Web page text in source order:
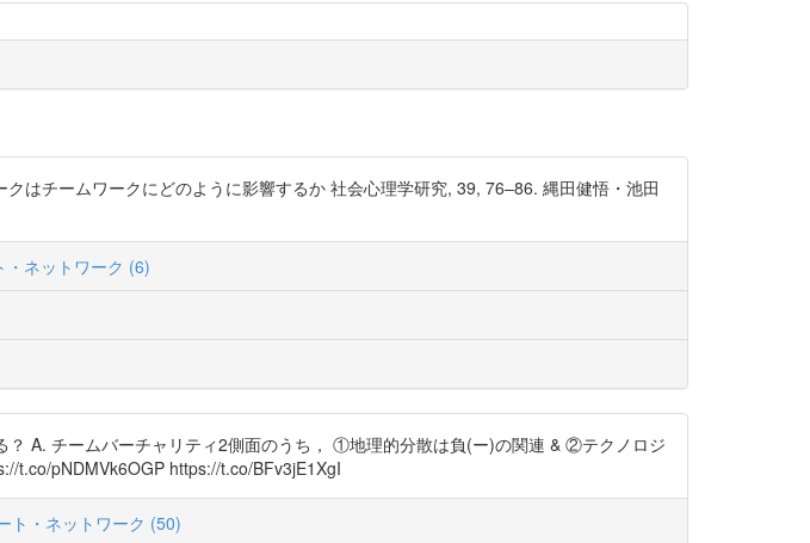
はチームワークにどのように影響するか 社会心理学研究, 39, 76–86. 縄田健悟・池田
・ネットワーク (6)
A. チームバーチャリティ2側面のうち， ①地理的分散は負(ー)の関連 & ②テクノロジ
t.co/pNDMVk6OGP https://t.co/BFv3jE1XgI
ト・ネットワーク (50)